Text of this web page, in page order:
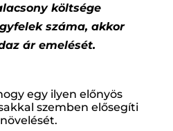
költsége
száma, akkor
ár emelését.
egy ilyen előnyös
szemben elősegíti